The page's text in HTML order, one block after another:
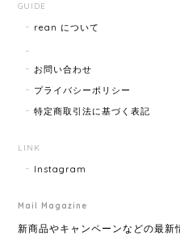
2025/06/28
GUIDE
rean について
お問い合わせ
プライバシーポリシー
特定商取引法に基づく表記
LINK
Instagram
Mail Magazine
新商品やキャンペーンなどの最新